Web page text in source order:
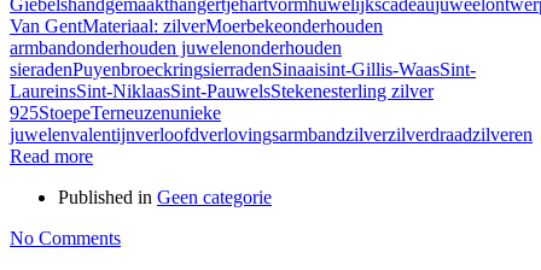
Giebelshandgemaakthangertjehartvormhuwelijkscadeau
Van GentMateriaal: zilverMoerbekeonderhouden
armbandonderhouden juwelenonderhouden
sieradenPuyenbroeckringsierradenSinaaisint-Gillis-WaasSint-
LaureinsSint-NiklaasSint-PauwelsStekenesterling zilver
925StoepeTerneuzenunieke
juwelenvalentijnverloofdverlovingsarmbandzilverzilverdraadzilveren
Read more
Published in Geen categorie
No Comments